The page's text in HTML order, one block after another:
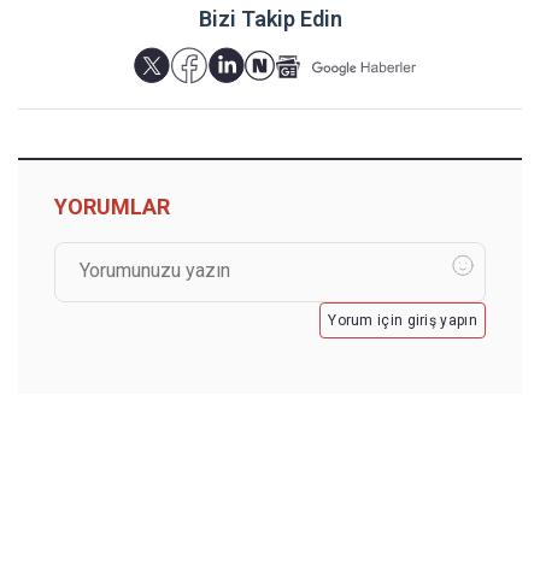
Bizi Takip Edin
YORUMLAR
Yorum için giriş yapın